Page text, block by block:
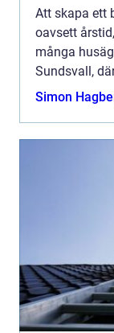
Att skapa ett
oavsett
många
Sundsvall,
kyliga, har
Simon